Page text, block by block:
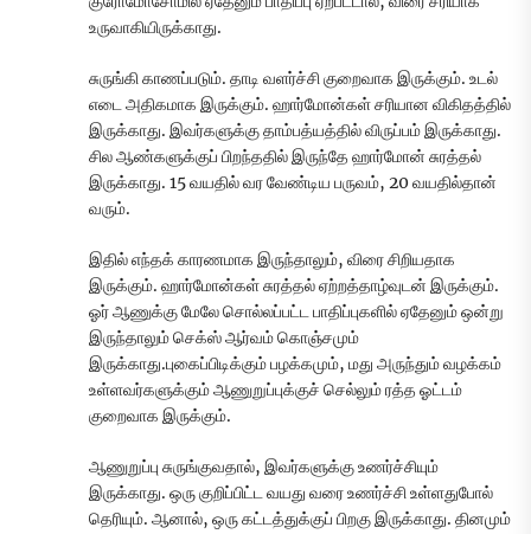
உருவாகியிருக்காது.
சுருங்கி காணப்படும். தாடி வளர்ச்சி குறைவாக இருக்கும். உடல்
எடை அதிகமாக இருக்கும். ஹார்மோன்கள் சரியான விகிதத்தில்
இருக்காது. இவர்களுக்கு தாம்பத்யத்தில் விருப்பம் இருக்காது.
சில ஆண்களுக்குப் பிறந்ததில் இருந்தே ஹார்மோன் சுரத்தல்
இருக்காது. 15 வயதில் வர வேண்டிய பருவம், 20 வயதில்தான்
வரும்.
இதில் எந்தக் காரணமாக இருந்தாலும், விரை சிறியதாக
இருக்கும். ஹார்மோன்கள் சுரத்தல் ஏற்றத்தாழ்வுடன் இருக்கும்.
ஓர் ஆணுக்கு மேலே சொல்லப்பட்ட பாதிப்புகளில் ஏதேனும் ஒன்று
இருந்தாலும் செக்ஸ் ஆர்வம் கொஞ்சமும்
இருக்காது.புகைப்பிடிக்கும் பழக்கமும், மது அருந்தும் வழக்கம்
உள்ளவர்களுக்கும் ஆணுறுப்புக்குச் செல்லும் ரத்த ஓட்டம்
குறைவாக இருக்கும்.
ஆணுறுப்பு சுருங்குவதால், இவர்களுக்கு உணர்ச்சியும்
இருக்காது. ஒரு குறிப்பிட்ட வயது வரை உணர்ச்சி உள்ளதுபோல்
தெரியும். ஆனால், ஒரு கட்டத்துக்குப் பிறகு இருக்காது. தினமும்